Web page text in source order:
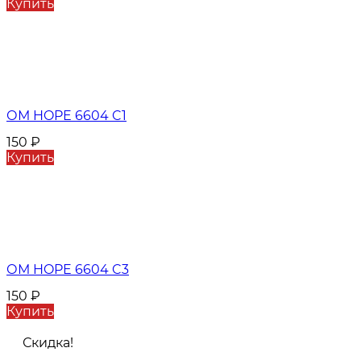
Купить
ОМ HOPE 6604 C1
150 ₽
Купить
ОМ HOPE 6604 C3
150 ₽
Купить
Скидка!